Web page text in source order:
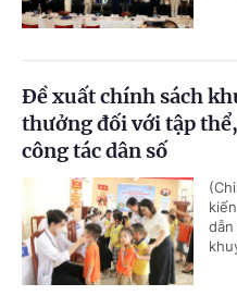
Đề xuất chính sách
thưởng đối với tập
công tác dân số